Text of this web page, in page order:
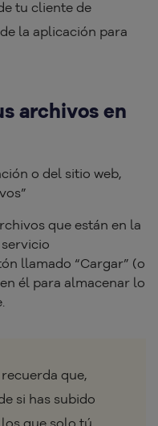
tu cliente de
la aplicación para
archivos en
o del sitio web,
que están en la
llamado “Cargar” (o
él para almacenar lo
que,
si has subido